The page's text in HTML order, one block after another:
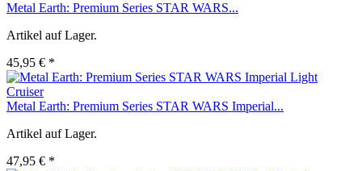
Metal Earth: Premium Series STAR WARS...
Artikel auf Lager.
45,95 € *
Metal Earth: Premium Series STAR WARS Imperial...
Artikel auf Lager.
47,95 € *